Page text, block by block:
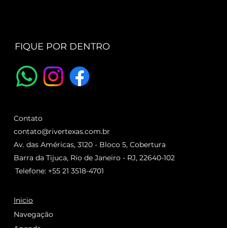
FIQUE POR DENTRO
Inicio
Navegação
Contato
contato@rivertexas.com.br
Telefone: +55 21 3518-4701
Av. das Américas, 3120 - Bloco 5, Cobertura
Barra da Tijuca, Rio de Janeiro - RJ, 22640-102